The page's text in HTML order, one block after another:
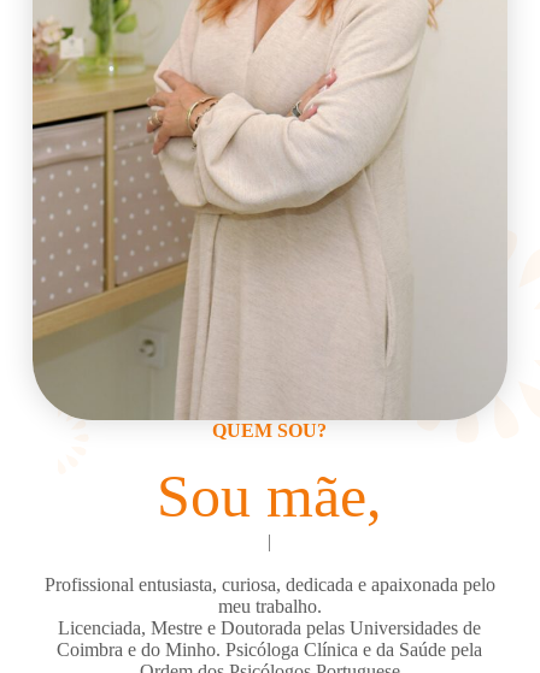
QUEM SOU?
Sou e
|
Profissional entusiasta, curiosa, dedicada e apaixonada pelo
meu trabalho.
Licenciada, Mestre e Doutorada pelas Universidades de
Coimbra e do Minho. Psicóloga Clínica e da Saúde pela